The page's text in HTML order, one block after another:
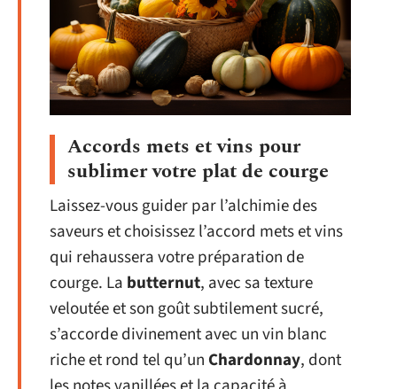
Accords mets et vins pour
sublimer votre plat de courge
Laissez-vous guider par l’alchimie des
saveurs et choisissez l’accord mets et vins
qui rehaussera votre préparation de
courge. La butternut, avec sa texture
veloutée et son goût subtilement sucré,
s’accorde divinement avec un vin blanc
riche et rond tel qu’un Chardonnay, dont